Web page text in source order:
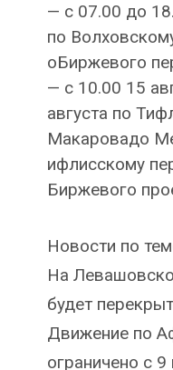
— с 07.00 до
по
оБиржевого
— с 10.00 15
августа по
Макаровадо
ифлисскому
Биржевого
Новости по
На
будет
Движение по
ограничено с 9